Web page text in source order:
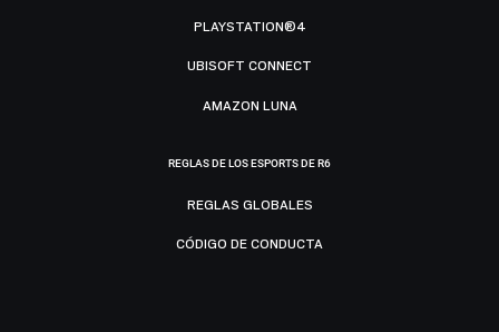
PLAYSTATION®4
UBISOFT CONNECT
AMAZON LUNA
REGLAS DE LOS ESPORTS DE R6
REGLAS GLOBALES
CÓDIGO DE CONDUCTA